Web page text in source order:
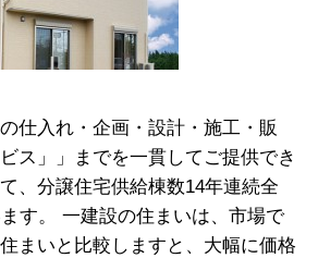
仕入れ・企画・設計・施工・販
ス」」までを一貫してご提供でき
、分譲住宅供給棟数14年連続全
す。 一建設の住まいは、市場で
まいと比較しますと、大幅に価格